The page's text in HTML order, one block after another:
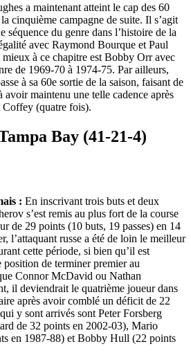
a maintenant atteint le cap des 60
cinquième campagne de suite. Il s’agit
séquence du genre dans l’histoire de la
avec Raymond Bourque et Paul
à ce chapitre est Bobby Orr avec
de 1969-70 à 1974-75. Par ailleurs,
à sa 60e sortie de la saison, faisant de
avoir maintenu une telle cadence après
(quatre fois).
Bay (41-21-4)
: En inscrivant trois buts et deux
s’est remis au plus fort de la course
de 29 points (10 buts, 19 passes) en 14
l’attaquant russe a été de loin le meilleur
cette période, si bien qu’il est
position de terminer premier au
Connor McDavid ou Nathan
il deviendrait le quatrième joueur dans
après avoir comblé un déficit de 22
y sont arrivés sont Peter Forsberg
de 32 points en 2002-03), Mario
en 1987-88) et Bobby Hull (22 points